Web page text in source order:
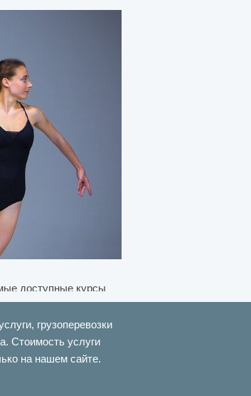
доступные курсы
попали по адресу.
фортепиано
(аккорды).
грузоперевозки
Стоимость услуги
на нашем сайте.